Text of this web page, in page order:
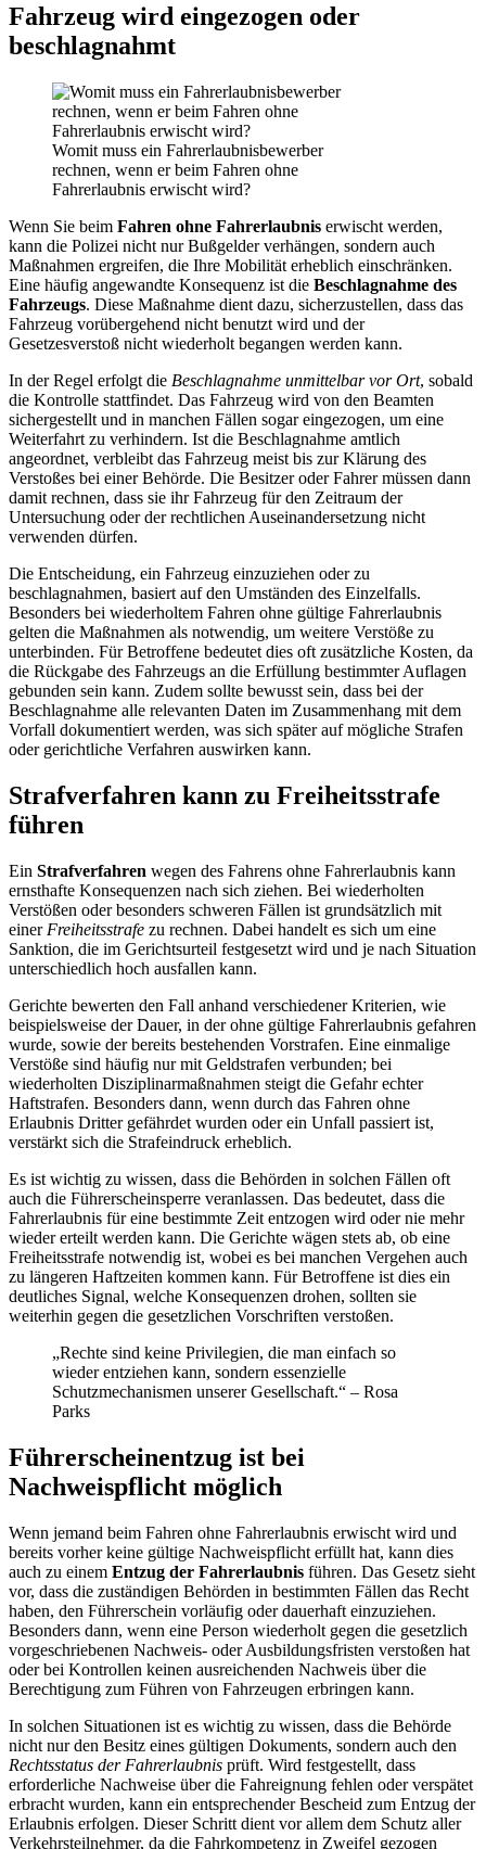
Fahrzeug wird eingezogen oder
beschlagnahmt
Womit muss ein Fahrerlaubnisbewerber
rechnen, wenn er beim Fahren ohne
Fahrerlaubnis erwischt wird?
Wenn Sie beim Fahren ohne Fahrerlaubnis erwischt werden,
kann die Polizei nicht nur Bußgelder verhängen, sondern auch
Maßnahmen ergreifen, die Ihre Mobilität erheblich einschränken.
Eine häufig angewandte Konsequenz ist die Beschlagnahme des
Fahrzeugs. Diese Maßnahme dient dazu, sicherzustellen, dass das
Fahrzeug vorübergehend nicht benutzt wird und der
Gesetzesverstoß nicht wiederholt begangen werden kann.
In der Regel erfolgt die Beschlagnahme unmittelbar vor Ort, sobald
die Kontrolle stattfindet. Das Fahrzeug wird von den Beamten
sichergestellt und in manchen Fällen sogar eingezogen, um eine
Weiterfahrt zu verhindern. Ist die Beschlagnahme amtlich
angeordnet, verbleibt das Fahrzeug meist bis zur Klärung des
Verstoßes bei einer Behörde. Die Besitzer oder Fahrer müssen dann
damit rechnen, dass sie ihr Fahrzeug für den Zeitraum der
Untersuchung oder der rechtlichen Auseinandersetzung nicht
verwenden dürfen.
Die Entscheidung, ein Fahrzeug einzuziehen oder zu
beschlagnahmen, basiert auf den Umständen des Einzelfalls.
Besonders bei wiederholtem Fahren ohne gültige Fahrerlaubnis
gelten die Maßnahmen als notwendig, um weitere Verstöße zu
unterbinden. Für Betroffene bedeutet dies oft zusätzliche Kosten, da
die Rückgabe des Fahrzeugs an die Erfüllung bestimmter Auflagen
gebunden sein kann. Zudem sollte bewusst sein, dass bei der
Beschlagnahme alle relevanten Daten im Zusammenhang mit dem
Vorfall dokumentiert werden, was sich später auf mögliche Strafen
oder gerichtliche Verfahren auswirken kann.
Strafverfahren kann zu Freiheitsstrafe
führen
Ein Strafverfahren wegen des Fahrens ohne Fahrerlaubnis kann
ernsthafte Konsequenzen nach sich ziehen. Bei wiederholten
Verstößen oder besonders schweren Fällen ist grundsätzlich mit
einer Freiheitsstrafe zu rechnen. Dabei handelt es sich um eine
Sanktion, die im Gerichtsurteil festgesetzt wird und je nach Situation
unterschiedlich hoch ausfallen kann.
Gerichte bewerten den Fall anhand verschiedener Kriterien, wie
beispielsweise der Dauer, in der ohne gültige Fahrerlaubnis gefahren
wurde, sowie der bereits bestehenden Vorstrafen. Eine einmalige
Verstöße sind häufig nur mit Geldstrafen verbunden; bei
wiederholten Disziplinarmaßnahmen steigt die Gefahr echter
Haftstrafen. Besonders dann, wenn durch das Fahren ohne
Erlaubnis Dritter gefährdet wurden oder ein Unfall passiert ist,
verstärkt sich die Strafeindruck erheblich.
Es ist wichtig zu wissen, dass die Behörden in solchen Fällen oft
auch die Führerscheinsperre veranlassen. Das bedeutet, dass die
Fahrerlaubnis für eine bestimmte Zeit entzogen wird oder nie mehr
wieder erteilt werden kann. Die Gerichte wägen stets ab, ob eine
Freiheitsstrafe notwendig ist, wobei es bei manchen Vergehen auch
zu längeren Haftzeiten kommen kann. Für Betroffene ist dies ein
deutliches Signal, welche Konsequenzen drohen, sollten sie
weiterhin gegen die gesetzlichen Vorschriften verstoßen.
„Rechte sind keine Privilegien, die man einfach so
wieder entziehen kann, sondern essenzielle
Schutzmechanismen unserer Gesellschaft.“ – Rosa
Parks
Führerscheinentzug ist bei
Nachweispflicht möglich
Wenn jemand beim Fahren ohne Fahrerlaubnis erwischt wird und
bereits vorher keine gültige Nachweispflicht erfüllt hat, kann dies
auch zu einem Entzug der Fahrerlaubnis führen. Das Gesetz sieht
vor, dass die zuständigen Behörden in bestimmten Fällen das Recht
haben, den Führerschein vorläufig oder dauerhaft einzuziehen.
Besonders dann, wenn eine Person wiederholt gegen die gesetzlich
vorgeschriebenen Nachweis- oder Ausbildungsfristen verstoßen hat
oder bei Kontrollen keinen ausreichenden Nachweis über die
Berechtigung zum Führen von Fahrzeugen erbringen kann.
In solchen Situationen ist es wichtig zu wissen, dass die Behörde
nicht nur den Besitz eines gültigen Dokuments, sondern auch den
Rechtsstatus der Fahrerlaubnis prüft. Wird festgestellt, dass
erforderliche Nachweise über die Fahreignung fehlen oder verspätet
erbracht wurden, kann ein entsprechender Bescheid zum Entzug der
Erlaubnis erfolgen. Dieser Schritt dient vor allem dem Schutz aller
Verkehrsteilnehmer, da die Fahrkompetenz in Zweifel gezogen